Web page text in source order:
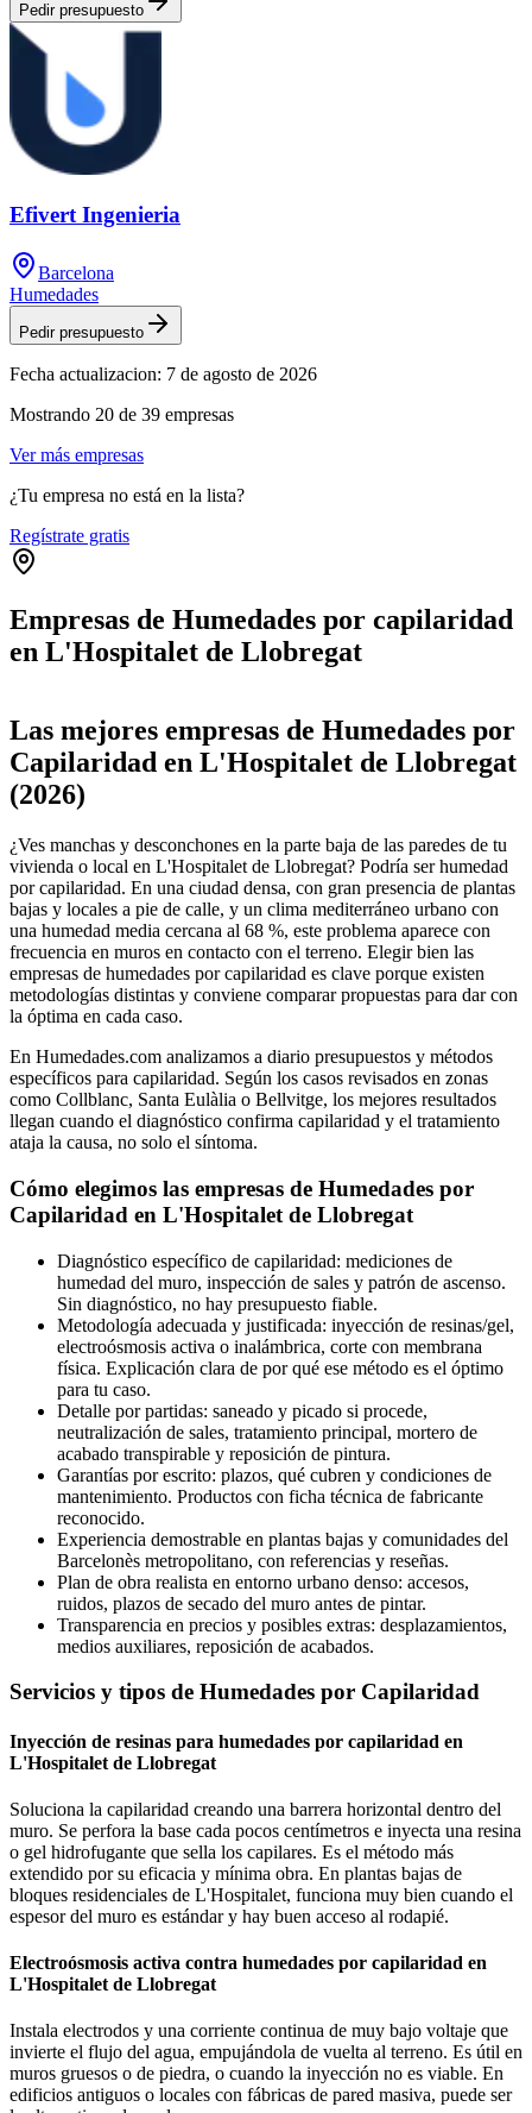
Pedir presupuesto
Efivert Ingenieria
Barcelona
Humedades
Pedir presupuesto
Fecha actualizacion: 7 de agosto de 2026
Mostrando 20 de 39 empresas
Ver más empresas
¿Tu empresa no está en la lista?
Regístrate gratis
Empresas de Humedades por capilaridad
en L'Hospitalet de Llobregat
+
−
Las mejores empresas de Humedades por
Capilaridad en L'Hospitalet de Llobregat
(2026)
¿Ves manchas y desconchones en la parte baja de las paredes de tu
vivienda o local en L'Hospitalet de Llobregat? Podría ser humedad
por capilaridad. En una ciudad densa, con gran presencia de plantas
bajas y locales a pie de calle, y un clima mediterráneo urbano con
una humedad media cercana al 68 %, este problema aparece con
frecuencia en muros en contacto con el terreno. Elegir bien las
empresas de humedades por capilaridad es clave porque existen
metodologías distintas y conviene comparar propuestas para dar con
la óptima en cada caso.
En Humedades.com analizamos a diario presupuestos y métodos
específicos para capilaridad. Según los casos revisados en zonas
como Collblanc, Santa Eulàlia o Bellvitge, los mejores resultados
llegan cuando el diagnóstico confirma capilaridad y el tratamiento
ataja la causa, no solo el síntoma.
Cómo elegimos las empresas de Humedades por
Capilaridad en L'Hospitalet de Llobregat
Diagnóstico específico de capilaridad: mediciones de
humedad del muro, inspección de sales y patrón de ascenso.
Sin diagnóstico, no hay presupuesto fiable.
Metodología adecuada y justificada: inyección de resinas/gel,
electroósmosis activa o inalámbrica, corte con membrana
física. Explicación clara de por qué ese método es el óptimo
para tu caso.
Detalle por partidas: saneado y picado si procede,
neutralización de sales, tratamiento principal, mortero de
acabado transpirable y reposición de pintura.
Garantías por escrito: plazos, qué cubren y condiciones de
mantenimiento. Productos con ficha técnica de fabricante
reconocido.
Experiencia demostrable en plantas bajas y comunidades del
Barcelonès metropolitano, con referencias y reseñas.
Plan de obra realista en entorno urbano denso: accesos,
ruidos, plazos de secado del muro antes de pintar.
Transparencia en precios y posibles extras: desplazamientos,
medios auxiliares, reposición de acabados.
Servicios y tipos de Humedades por Capilaridad
Inyección de resinas para humedades por capilaridad en
L'Hospitalet de Llobregat
Soluciona la capilaridad creando una barrera horizontal dentro del
muro. Se perfora la base cada pocos centímetros e inyecta una resina
o gel hidrofugante que sella los capilares. Es el método más
extendido por su eficacia y mínima obra. En plantas bajas de
bloques residenciales de L'Hospitalet, funciona muy bien cuando el
espesor del muro es estándar y hay buen acceso al rodapié.
Electroósmosis activa contra humedades por capilaridad en
L'Hospitalet de Llobregat
Instala electrodos y una corriente continua de muy bajo voltaje que
invierte el flujo del agua, empujándola de vuelta al terreno. Es útil en
muros gruesos o de piedra, o cuando la inyección no es viable. En
edificios antiguos o locales con fábricas de pared masiva, puede ser